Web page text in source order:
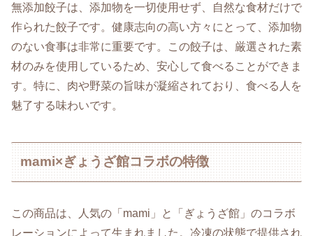
無添加餃子は、添加物を一切使用せず、自然な食材だけで
作られた餃子です。健康志向の高い方々にとって、添加物
のない食事は非常に重要です。この餃子は、厳選された素
材のみを使用しているため、安心して食べることができま
す。特に、肉や野菜の旨味が凝縮されており、食べる人を
魅了する味わいです。
mami×ぎょうざ館コラボの特徴
この商品は、人気の「mami」と「ぎょうざ館」のコラボ
レーションによって生まれました。冷凍の状態で提供され